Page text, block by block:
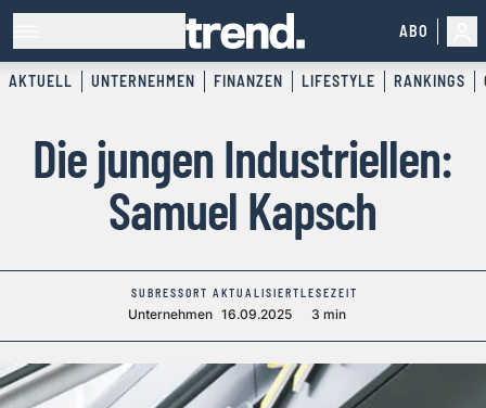
ABO
AKTUELL UNTERNEHMEN FINANZEN LIFESTYLE RANKINGS
Die jungen Industriellen:
Samuel Kapsch
SUBRESSORT
Unternehmen
AKTUALISIERT
16.09.2025
LESEZEIT
3 min